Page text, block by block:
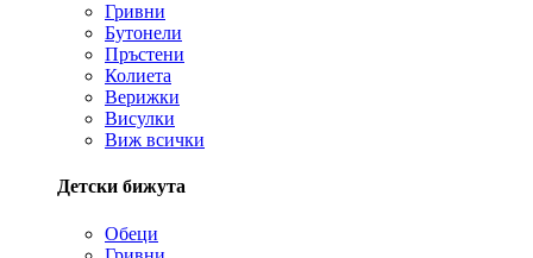
Гривни
Бутонели
Пръстени
Колиета
Верижки
Висулки
Виж всички
Детски бижута
Обеци